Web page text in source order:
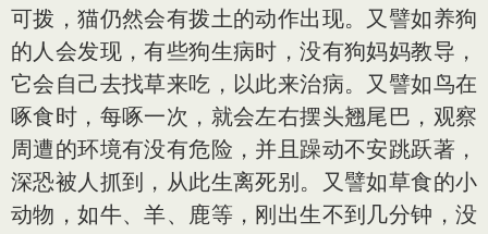
可拨，猫仍然会有拨土的动作出现。又譬如养狗
的人会发现，有些狗生病时，没有狗妈妈教导，
它会自己去找草来吃，以此来治病。又譬如鸟在
啄食时，每啄一次，就会左右摆头翘尾巴，观察
周遭的环境有没有危险，并且躁动不安跳跃著，
深恐被人抓到，从此生离死别。又譬如草食的小
动物，如牛、羊、鹿等，刚出生不到几分钟，没